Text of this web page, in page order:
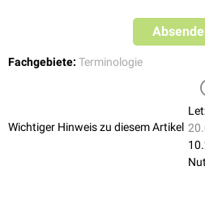
Fachgebiete: Terminologie
Wichtiger Hinweis zu diesem Artikel